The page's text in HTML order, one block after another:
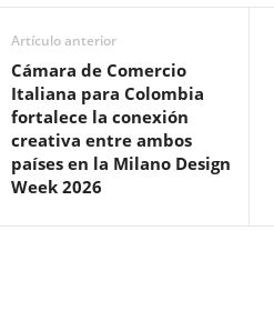
Artículo anterior
Cámara de Comercio
Italiana para Colombia
fortalece la conexión
creativa entre ambos
países en la Milano Design
Week 2026